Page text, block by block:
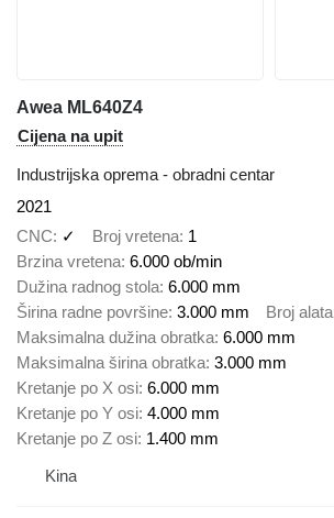
Awea ML640Z4
Cijena na upit
Industrijska oprema - obradni centar
2021
CNC
✓ Broj vretena 1
Brzina vretena 6.000 ob/min
Dužina radnog stola 6.000 mm
Širina radne površine 3.000 mm Broj alata
Maksimalna dužina obratka 6.000 mm
Maksimalna širina obratka 3.000 mm
Kretanje po X osi 6.000 mm
Kretanje po Y osi 4.000 mm
Kretanje po Z osi 1.400 mm
Kina